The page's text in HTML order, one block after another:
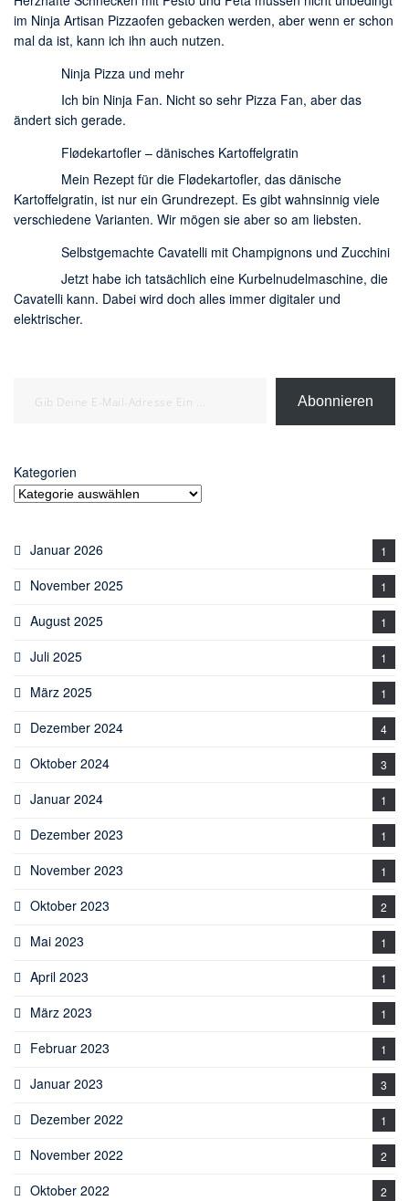
im Ninja Artisan Pizzaofen gebacken werden, aber wenn er schon
mal da ist, kann ich ihn auch nutzen.
Ninja Pizza und mehr
Ich bin Ninja Fan. Nicht so sehr Pizza Fan, aber das
ändert sich gerade.
Flødekartofler – dänisches Kartoffelgratin
Mein Rezept für die Flødekartofler, das dänische
Kartoffelgratin, ist nur ein Grundrezept. Es gibt wahnsinnig viele
verschiedene Varianten. Wir mögen sie aber so am liebsten.
Selbstgemachte Cavatelli mit Champignons und Zucchini
Jetzt habe ich tatsächlich eine Kurbelnudelmaschine, die
Cavatelli kann. Dabei wird doch alles immer digitaler und
elektrischer.
Abonnieren
Kategorien
Januar 2026 1
November 2025 1
August 2025 1
Juli 2025 1
März 2025 1
Dezember 2024 4
Oktober 2024 3
Januar 2024 1
Dezember 2023 1
November 2023 1
Oktober 2023 2
Mai 2023 1
April 2023 1
März 2023 1
Februar 2023 1
Januar 2023 3
Dezember 2022 1
November 2022 2
Oktober 2022 2